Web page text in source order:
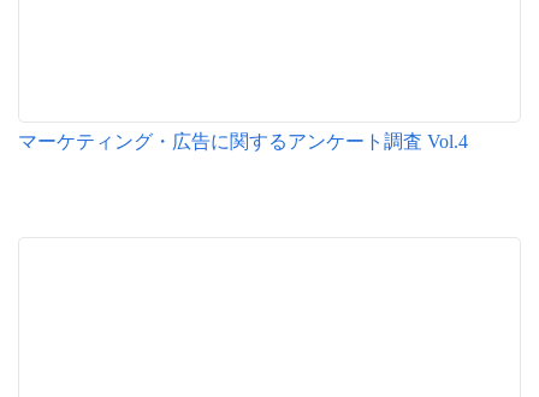
マーケティング・広告に関するアンケート調査 Vol.4